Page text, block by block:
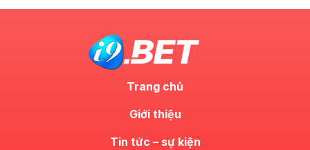
Trang chủ
Giới thiệu
Tin tức – sự kiện